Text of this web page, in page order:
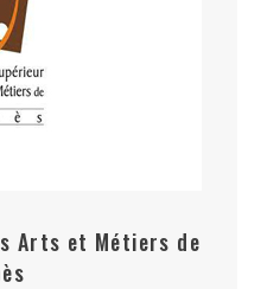
Arts et Métiers de